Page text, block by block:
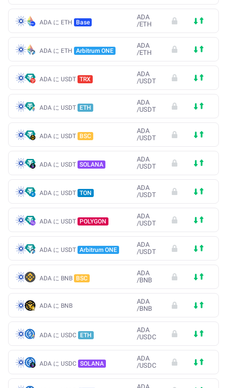
ADA に ETH Base
ADA
/ETH
ADA に ETH Arbitrum ONE
ADA
/ETH
ADA に USDT TRX
ADA
/USDT
ADA に USDT ETH
ADA
/USDT
ADA に USDT BSC
ADA
/USDT
ADA に USDT SOLANA
ADA
/USDT
ADA に USDT TON
ADA
/USDT
ADA に USDT POLYGON
ADA
/USDT
ADA に USDT Arbitrum ONE
ADA
/USDT
ADA に BNB BSC
ADA
/BNB
ADA に BNB
ADA
/BNB
ADA に USDC ETH
ADA
/USDC
ADA に USDC SOLANA
ADA
/USDC